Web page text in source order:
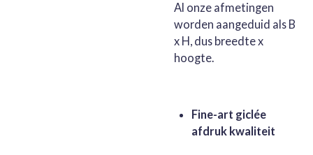
Al onze afmetingen
worden aangeduid als B
x H, dus breedte x
hoogte.
Fine-art giclée
afdruk kwaliteit